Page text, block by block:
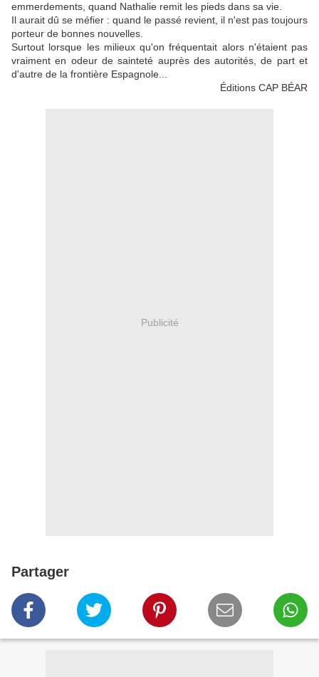
emmerdements, quand Nathalie remit les pieds dans sa vie.
Il aurait dû se méfier : quand le passé revient, il n'est pas toujours
porteur de bonnes nouvelles.
Surtout lorsque les milieux qu'on fréquentait alors n'étaient pas
vraiment en odeur de sainteté auprès des autorités, de part et
d'autre de la frontière Espagnole...
Éditions CAP BÉAR
Publicité
Partager